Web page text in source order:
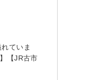
ていま
【JR古市